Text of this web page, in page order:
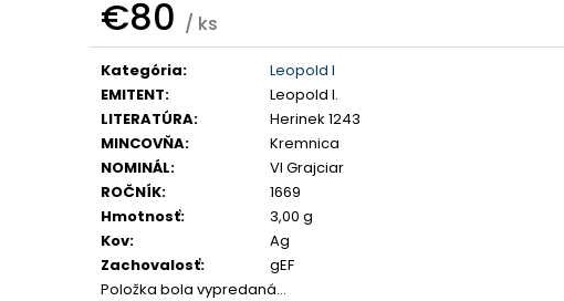
€80 / ks
Jednotková
cena:
Kategória:
Leopold I
EMITENT:
Leopold I.
LITERATÚRA:
Herinek 1243
MINCOVŇA:
Kremnica
NOMINÁL:
VI Grajciar
ROČNÍK:
1669
Hmotnosť:
3,00 g
Kov:
Ag
Zachovalosť:
gEF
Položka bola vypredaná…
€400